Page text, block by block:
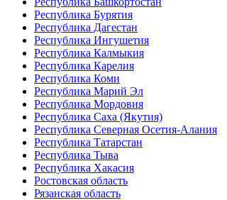
Республика Бурятия
Республика Дагестан
Республика Ингушетия
Республика Калмыкия
Республика Карелия
Республика Коми
Республика Марий Эл
Республика Мордовия
Республика Саха (Якутия)
Республика Северная Осетия-Алания
Республика Татарстан
Республика Тыва
Республика Хакасия
Ростовская область
Рязанская область